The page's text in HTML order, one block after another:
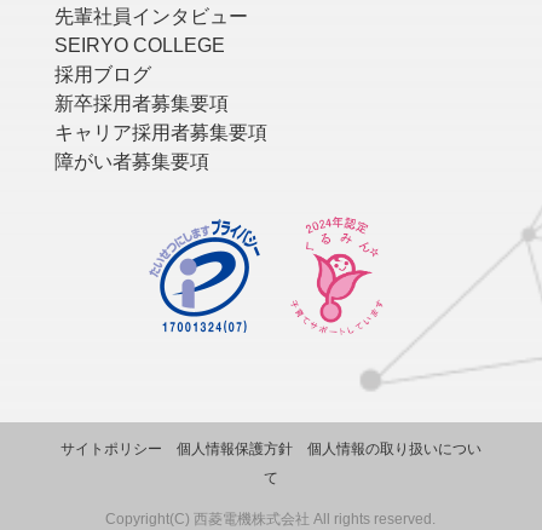
先輩社員インタビュー
SEIRYO COLLEGE
採用ブログ
新卒採用者募集要項
キャリア採用者募集要項
障がい者募集要項
サイトポリシー 個人情報保護方針
個人情報の取り扱いについ
て
Copyright(C) 西菱電機株式会社 All rights reserved.